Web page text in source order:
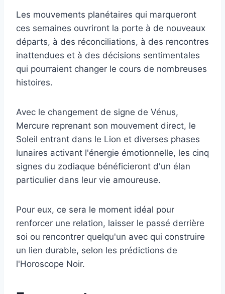
Les mouvements planétaires qui marqueront
ces semaines ouvriront la porte à de nouveaux
départs, à des réconciliations, à des rencontres
inattendues et à des décisions sentimentales
qui pourraient changer le cours de nombreuses
histoires.
Avec le changement de signe de Vénus,
Mercure reprenant son mouvement direct, le
Soleil entrant dans le Lion et diverses phases
lunaires activant l'énergie émotionnelle, les cinq
signes du zodiaque bénéficieront d'un élan
particulier dans leur vie amoureuse.
Pour eux, ce sera le moment idéal pour
renforcer une relation, laisser le passé derrière
soi ou rencontrer quelqu'un avec qui construire
un lien durable, selon les prédictions de
l'Horoscope Noir.